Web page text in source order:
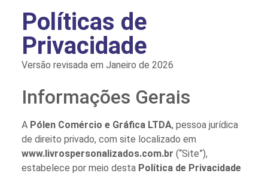
Políticas de
Privacidade
Versão revisada em Janeiro de 2026
Informações Gerais
A Pólen Comércio e Gráfica LTDA, pessoa jurídica
de direito privado, com site localizado em
www.livrospersonalizados.com.br (“Site”),
estabelece por meio desta Política de Privacidade